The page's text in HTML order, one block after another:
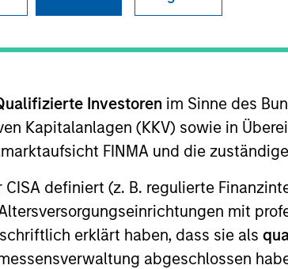
Investoren im Sinne des
Kapitalanlagen (KKV) sowie in
FINMA und die
definiert (z. B. regulierte
mit
erklärt haben, dass sie als
abgeschlossen
2025
Slimmon suggests
looks positive for US
sentiment.
Driving